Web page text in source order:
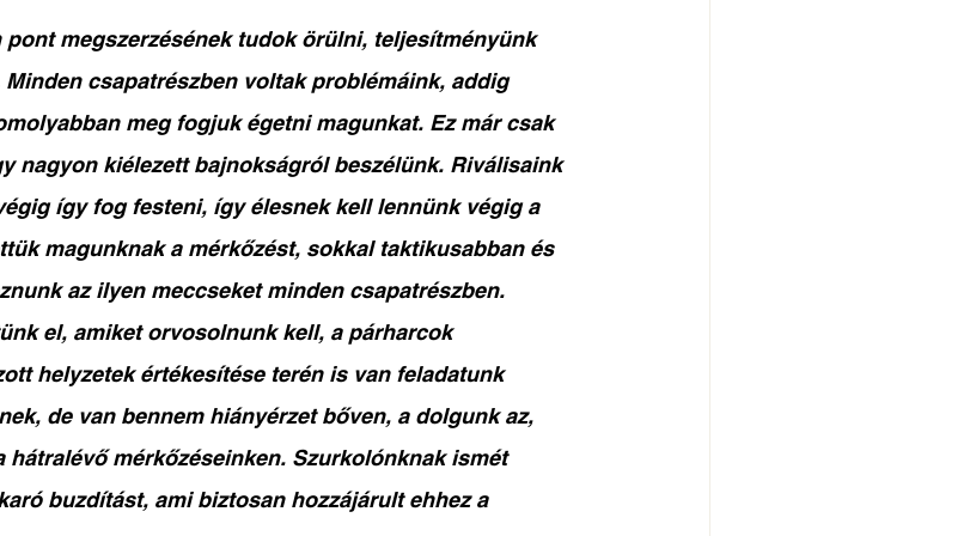
pont megszerzésének tudok örülni, teljesítményünk
csapatrészben voltak problémáink, addig
meg fogjuk égetni magunkat. Ez már csak
nagyon kiélezett bajnokságról beszélünk. Riválisaink
így fog festeni, így élesnek kell lennünk végig a
magunknak a mérkőzést, sokkal taktikusabban és
az ilyen meccseket minden csapatrészben.
el, amiket orvosolnunk kell, a párharcok
helyzetek értékesítése terén is van feladatunk
de van bennem hiányérzet bőven, a dolgunk az,
mérkőzéseinken. Szurkolónknak ismét
buzdítást, ami biztosan hozzájárult ehhez a